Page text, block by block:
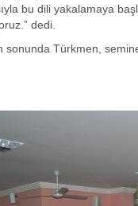
bu dili yakalamaya
dedi.
sonunda Türkmen,